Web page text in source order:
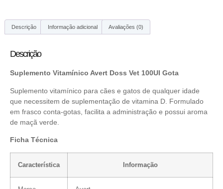
Descrição Informação adicional Avaliações (0)
Descrição
Suplemento Vitamínico Avert Doss Vet 100UI Gota
Suplemento vitamínico para cães e gatos de qualquer idade
que necessitem de suplementação de vitamina D. Formulado
em frasco conta-gotas, facilita a administração e possui aroma
de maçã verde.
Ficha Técnica
Característica Informação